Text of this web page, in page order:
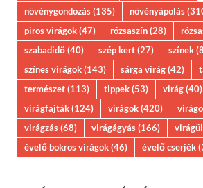
növénygondozás(135) növényápolás
piros virágok(47) rózsaszín(28)
szabadidő(40) szép kert(27) színek
színes virágok(143) sárga virág(42)
természet(113) tippek(53) virág(40)
virágfajták(124) virágok(420)
virágzás(68) virágágyás(166)
évelő bokros virágok(46) évelő cserjék